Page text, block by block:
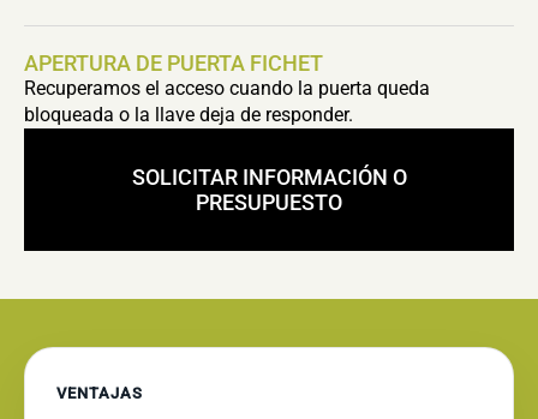
APERTURA DE PUERTA FICHET
Recuperamos el acceso cuando la puerta queda
bloqueada o la llave deja de responder.
SOLICITAR INFORMACIÓN O
PRESUPUESTO
VENTAJAS